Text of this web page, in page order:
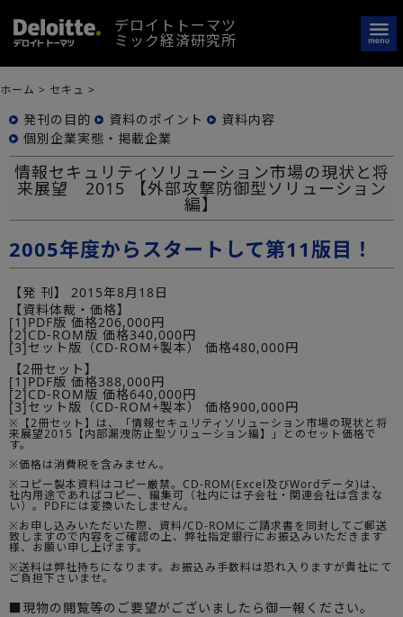
デロイトトーマツ
ミック経済研究所
ホーム > セキュ >
発刊の目的 資料のポイント
資料内容
個別企業実態・掲載企業
情報セキュリティソリューション市場の現状と将
来展望 2015 【外部攻撃防御型ソリューション
編】
2005年度からスタートして第11版目！
【発 刊】
2015年8月18日
【資料体裁・価格】
[1]PDF版 価格206,000円
[2]CD-ROM版 価格340,000円
[3]セット版（CD-ROM+製本） 価格480,000円
【2冊セット】
[1]PDF版 価格388,000円
[2]CD-ROM版 価格640,000円
[3]セット版（CD-ROM+製本） 価格900,000円
※【2冊セット】は、「情報セキュリティソリューション市場の現状と将
来展望2015【内部漏洩防止型ソリューション編】」とのセット価格で
す。
※価格は消費税を含みません。
※コピー製本資料はコピー厳禁。CD-ROM(Excel及びWordデータ)は、
社内用途であればコピー、編集可（社内には子会社・関連会社は含まな
い）。PDFには変換いたしません。
※お申し込みいただいた際、資料/CD-ROMにご請求書を同封してご郵送
致しますので内容をご確認の上、弊社指定銀行にお振込みいただきます
様、お願い申し上げます。
※送料は弊社持ちになります。お振込み手数料は恐れ入りますが貴社にて
ご負担下さいませ。
■現物の閲覧等のご要望がございましたら御一報ください。